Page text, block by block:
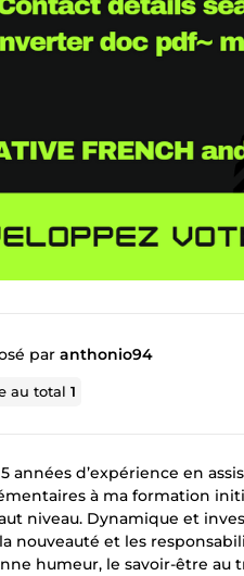
par anthonio94
au total1
années d’expérience en
à ma formation
niveau. Dynamique et
nouveauté et les
humeur, le savoir-être au